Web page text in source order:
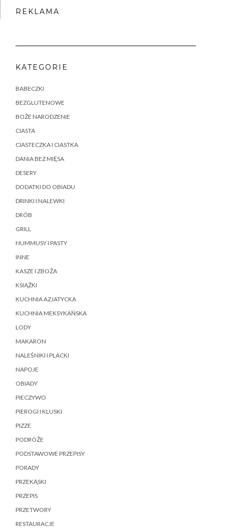
REKLAMA
KATEGORIE
BABECZKI
BEZGLUTENOWE
BOŻE NARODZENIE
CIASTA
CIASTECZKA I CIASTKA
DANIA BEZ MIĘSA
DESERY
DODATKI DO OBIADU
DRINKI I NALEWKI
DRÓB
GRILL
HUMMUSY I PASTY
INNE
KASZE I ZBOŻA
KSIĄŻKI
KUCHNIA AZJATYCKA
KUCHNIA MEKSYKAŃSKA
LODY
MAKARON
NALEŚNIKI I PLACKI
NAPOJE
OBIADY
PIECZYWO
PIEROGI I KLUSKI
PIZZE
PODRÓŻE
PODSTAWOWE PRZEPISY
PORADY
PRZEKĄSKI
PRZEPIS
PRZETWORY
RESTAURACJE